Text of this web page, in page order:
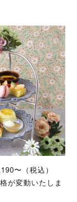
〜（税込）
が変動いたしま